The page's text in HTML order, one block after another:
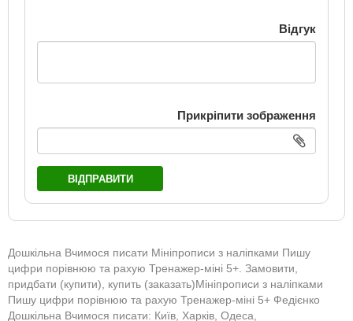
Відгук
Прикріпити зображення
ВІДПРАВИТИ
Дошкільна Вчимося писати Мініпрописи з наліпками Пишу
цифри порівнюю та рахую Тренажер-міні 5+. Замовити,
придбати (купити), купить (заказать)Мініпрописи з наліпками
Пишу цифри порівнюю та рахую Тренажер-міні 5+ Федієнко
Дошкільна Вчимося писати: Київ, Харків, Одеса,